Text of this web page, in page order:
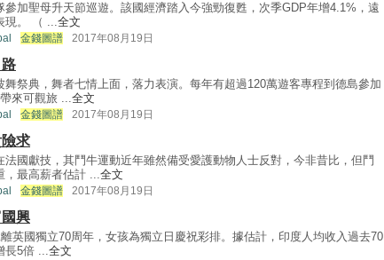
參加聖母升天節巡遊。該國經濟踏入今強勁復甦，次季GDP年增4.1%，遠
現。 （ ...全文
金錢圖譜 2017年08月19日
舞祭典，舞者七情上面，落力表演。每年有超過120萬遊客專程到德島參加
來可觀旅 ...全文
金錢圖譜 2017年08月19日
求
法國獻技，其鬥牛運動近年雖然備受愛護動物人士反對，今非昔比，但鬥
，最高薪者估計 ...全文
金錢圖譜 2017年08月19日
興
英國獨立70周年，女孩為獨立日慶祝彩排。據估計，印度人均收入過去70
長5倍 ...全文